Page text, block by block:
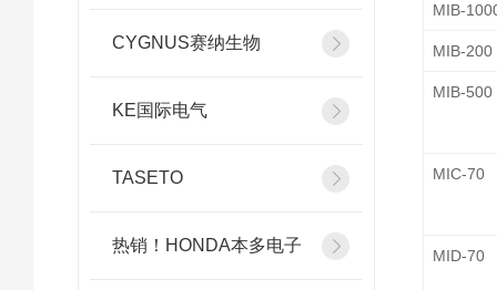
CYGNUS赛纳生物
KE国际电气
TASETO
热销！HONDA本多电子
MIB-
MIB-200
MIB-500
MIC-70
MID-70